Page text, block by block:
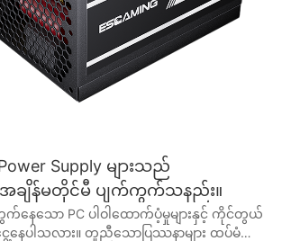
Supply များသည်
ချိန်မတိုင်မီ ပျက်ကွက်သနည်း။
ဝါထောက်ပံ့မှုအား မှားယွင်းစွာတပ်ဆင်ခြင်း သို့မဟုတ် ကိုင်တွယ်ခြင်းတို့သည် အချိန်မတန်မီ ချို့ယွင်းမှုဖြစ်စေနိုင်သည်။ ပါဝါထောက်ပံ့မှုအသစ်ကို တပ်ဆင်သည့်အခါ ထုတ်လုပ်သူ၏ ညွှန်ကြားချက်များကို လိုက်နာရန်နှင့် အစိတ်အပိုင်းများကို မပျက်စီးစေရန် ဂရုတစိုက်ကိုင်တွယ်ရန် အရေးကြီးပါသည်။ ထို့အပြင်၊ အသုံးပြုသူများသည် ၎င်းတို့၏ PC ကို overclock လုပ်ခြင်း သို့မဟုတ် တွဲဖက်သုံး၍မရသော အစိတ်အပိုင်းများကို အသုံးပြုခြင်းအား ရှောင်ကြဉ်သင့်ပြီး ၎င်းသည် ပါဝါထောက်ပံ့မှုအပေါ် ထပ်လောင်းအားရစေကာ ချို့ယွင်းမှုအန္တရာယ်ကို တိုးလာစေသောကြောင့် ဖြစ်သည်။ နိဂုံးချုပ်အားဖြင့်၊ အချိန်မတန်မီ PC ပါဝါထောက်ပံ့မှု ချို့ယွင်းခြင်း၏ အဖြစ်များသော အကြောင်းရင်းများကို နားလည်ရန်မှာ သင်၏ အီလက်ထရွန်နစ် စက်ပစ္စည်းများ၏ သက်တမ်းကို ရှည်ကြာစေရန်အတွက် မရှိမဖြစ် လိုအပ်ပါသည်။ ကျော်ကြားသော ထုတ်လုပ်သူထံမှ အရည်အသွေးမြင့် ပါဝါထောက်ပံ့မှုတွင် ရင်းနှီးမြှုပ်နှံခြင်းဖြင့်၊ သင့်လျော်သော လေ၀င်လေထွက်နှင့် လေဝင်လေထွက်ကောင်းစေရန်၊ သင့် PC အား ပါဝါတက်လာခြင်းမှ ကာကွယ်ရန်နှင့် ပါဝါထောက်ပံ့မှုကို ဂရုတစိုက် ကိုင်တွယ်ခြင်းဖြင့်၊ အသုံးပြုသူများသည် အချိန်မတန်မီ ချို့ယွင်းမှုကို တားဆီးနိုင်ပြီး ၎င်းတို့၏ အီလက်ထရွန်နစ်စက်ပစ္စည်းများမှ ယုံကြည်စိတ်ချရသော စွမ်းဆောင်ရည်ကို ခံစားရရှိနိုင်ပါသည်။ သင်၏ PC ပါဝါထောက်ပံ့မှု၏ တာရှည်ခံမှုကို သေချာစေရန်အတွက် ကာကွယ်ခြင်းသည် ကုသခြင်းထက် အမြဲပိုကောင်းသည်ကို သတိရပါ။ - PC Power Supplies အတွက် သင့်လျော်သော ပြုပြင်ထိန်းသိမ်းမှုနှင့် စောင့်ရှောက်မှု၏ အရေးပါမှု PC ပါဝါထောက်ပံ့မှုသည် ကွန်ပြူတာစနစ်၏ မရှိမဖြစ်လိုအပ်သော အစိတ်အပိုင်းများဖြစ်ပြီး အခြားအစိတ်အပိုင်းများအားလုံး ကောင်းမွန်စွာလည်ပတ်ရန်အတွက် လိုအပ်သော လျှပ်စစ်စွမ်းအင်ကို ပံ့ပိုးပေးပါသည်။ သို့သော်၊ အသုံးပြုသူအများအပြားသည် ၎င်းတို့၏ ပါဝါထောက်ပံ့မှုအတွက် သင့်လျော်သော ပြုပြင်ထိန်းသိမ်းမှုနှင့် ဂရုစိုက်မှု၏ အရေးပါမှုကို မကြာခဏ လျစ်လျူရှုလေ့ရှိပြီး ၎င်းတို့သည် အချိန်မတန်မီ ချို့ယွင်းမှုနှင့် ကွန်ပျူတာ၏ အခြားအစိတ်အပိုင်းများကို ပျက်စီးသွားစေနိုင်သည်။ PC ပါဝါထောက်ပံ့မှု၏ အချိန်မတန်မီ ချို့ယွင်းမှုကို ဖြစ်စေနိုင်သော အချက်များစွာ ရှိပါသည်။ အဖြစ်များဆုံးအကြောင်းရင်းတစ်ခုမှာ ဖုန်မှုန့်များစုပုံခြင်းပင်ဖြစ်သည်။ အမှုန်အမွှားများသည် ပါဝါထောက်ပံ့ရေးယူနစ်အတွင်း အချိန်ကြာလာသည်နှင့်အမျှ ၎င်းသည် အပူလွန်ကဲပြီး ပျက်သွားနိုင်သည်။ ပါဝါထောက်ပံ့ရေးယူနစ်နှင့် အနီးနားပတ်ဝန်းကျင်ကို ပုံမှန်သန့်ရှင်းရေးပြုလုပ်ခြင်းဖြင့် ဖုန်မှုန့်များ စုပုံလာခြင်းကို တားဆီးနိုင်ပြီး မှန်ကန်သောလေ၀င်လေထွက်ကို သေချာစေသည်။ ဓာတ်အား ချို့ယွင်းခြင်း၏ နောက်ထပ် အဖြစ်များသော အကြောင်းအရင်းမှာ လျှပ်စစ် လှိုင်းများ နှင့် ဆူးတက်ခြင်း တို့ ဖြစ်သည်။ ဤဗို့အားရုတ်တရက်တိုးလာခြင်းသည် ပါဝါထောက်ပံ့မှု၏ အတွင်းပိုင်းအစိတ်အပိုင်းများကို ပျက်စီးစေပြီး ပျက်ယွင်းသွားစေသည်။ လျှပ်စီးကြောင်းအကာအရံ သို့မဟုတ် UPS (အနှောက်အယှက်မဖြစ်နိုင်သော ပါဝါထောက်ပံ့မှု) ကိုအသုံးပြုခြင်းသည် ပါဝါထောက်ပံ့မှုကို ဤလျှပ်စစ်အတက်အကျများမှ ကာကွယ်ပေးပြီး ၎င်း၏သက်တမ်းကို ရှည်စေသည်။ လေဝင်လေထွက်မလုံလောက်ခြင်းသည်လည်း ပါဝါထောက်ပံ့မှု ချို့ယွင်းမှုကို ဖြစ်စေနိုင်သည့် အဖြစ်များသည့် ပြဿနာတစ်ခုလည်း ဖြစ်သည်။ ပါဝါထောက်ပံ့ရေးယူနစ်ကို ကောင်းမွန်စွာ လေ၀င်လေထွက်မရှိပါက၊ ၎င်းသည် အပူလွန်ကဲပြီး ပျက်သွားနိုင်သည်။ ပါဝါထောက်ပံ့ရေးယူနစ်ကို လေ၀င်လေထွက်ကောင်းသည့်နေရာတွင် တပ်ဆင်ထားပြီး လေဝင်လေထွက်ကို အဟန့်အတားမရှိစေရန် သေချာပါစေ။ အရည်အသွေး ညံ့ဖျင်းသော ပါဝါထောက်ပံ့မှုများသည် အချိန်မတန်မီ ပျက်ကွက်နိုင်ခြေ ပိုများသည်။ သင့်ကွန်ပြူတာစနစ်အတွက် ပါဝါထောက်ပံ့မှုကို ဝယ်ယူသည့်အခါ ဂုဏ်သိက္ခာရှိသော ပါဝါထောက်ပံ့သည့် ထုတ်လုပ်သူနှင့် ပေးသွင်းသူကို ရွေးချယ်ရန် အရေးကြီးပါသည်။ အရည်အသွေးမြင့် ပါဝါထောက်ပံ့မှုတွင် ရင်းနှီးမြုပ်နှံခြင်းသည် ဖြစ်နိုင်ချေရှိသော ပြဿနာများကို တားဆီးနိုင်ပြီး သင့်ကွန်ပျူတာစနစ် ချောမွေ့စွာလည်ပတ်ကြောင်း သေချာစေပါသည်။ သင့်လျော်သော ပြုပြင်ထိန်းသိမ်းမှုနှင့် ဂရုစိုက်မှုအပြင် ပါဝါထောက်ပံ့မှု ချို့ယွင်းမှုဖြစ်နိုင်ချေရှိသော သတိပေးလက္ခဏာများကို အာရုံစိုက်ရန် အရေးကြီးပါသည်။ ၎င်းတို့တွင် ပါဝါထောက်ပံ့ရေးယူနစ်မှ ထွက်ပေါ်လာသော ထူးဆန်းသော ဆူညံသံများ၊ မီးလောင်သောအနံ့များနှင့် ကွန်ပျူတာ၏ ကျပန်းပြန်လည်စတင်ခြင်း သို့မဟုတ် ပိတ်ခြင်းများ ပါဝင်သည်။ ဤသတိပေးလက္ခဏာများထဲမှ တစ်ခုခုကို သတိပြုမိပါက၊ ကွန်ပြူတာ၏ ပါဝါထောက်ပံ့မှုနှင့် အခြားအစိတ်အပိုင်းများကို နောက်ထပ်ပျက်စီးမှုမှ ကာကွယ်ရန် ပြဿနာကို ချက်ချင်းဖြေရှင်းရန် အရေးကြီးပါသည်။ နိဂုံးချုပ်အနေဖြင့်၊ ကွန်ပြူတာစနစ်၏ တာရှည်ခံမှုနှင့် ယုံကြည်စိတ်ချရမှုတို့ကို သေချာစေရန်အတွက် သင့်လျော်သော ပြုပြင်ထိန်းသိမ်းမှုနှင့် စောင့်ရှောက်မှုသည် မရှိမဖြစ်လိုအပ်ပါသည်။ အထက်ဖော်ပြပါ အကြံပြုချက်များကို လိုက်နာပြီး အရည်အသွေးမြင့် ပါဝါထောက်ပံ့မှုတွင် ရင်းနှီးမြုပ်နှံခြင်းဖြင့် သုံးစွဲသူများသည် အရွယ်မတိုင်မီ ချို့ယွင်းမှုနှင့် ၎င်းတို့၏ ကွန်ပျူတာ အစိတ်အပိုင်းများ ပျက်စီးနိုင်ခြေကို ကြိုတင်ကာကွယ်နိုင်ပါသည်။ ပါဝါထောက်ပံ့မှုသည် ကွန်ပျူတာစနစ်၏ နှလုံးသားဖြစ်ပြီး ၎င်းကို ဂရုစိုက်ခြင်းသည် စနစ်တစ်ခုလုံး၏ ကျန်းမာရေးနှင့် စွမ်းဆောင်ရည်အတွက် အရေးကြီးကြောင်း သတိရပါ။ - PC Power Supplies တွင် ဝန်ပိုခြင်းနှင့် ပါဝါတက်လာခြင်း၏ သက်ရောက်မှု ယနေ့ ခေတ်သစ်ကမ္ဘာကြီးတွင် ကွန်ပျူတာများသည် ကျွန်ုပ်တို့၏နေ့စဉ်ဘဝများတွင် မရှိမဖြစ်လိုအပ်သော အစိတ်အပိုင်းတစ်ခုဖြစ်လာပါသည်။ အလုပ်မှ ဖျော်ဖြေရေးအထိ၊ ကျွန်ုပ်တို့သည် တစ်နေ့တာလုံးအတွက် ဤစက်များကို မှီခိုအားထားနေရပါသည်။ သို့သော်လည်း လျစ်လျူရှုလေ့ရှိသော ကွန်ပျူတာတစ်လုံး၏ အရေးကြီးဆုံး အစိတ်အပိုင်းတစ်ခုမှာ ပါဝါထောက်ပံ့ရေးယူနစ် (PSU) ဖြစ်သည်။ လုပ်ဆောင်ချက် PSU မရှိဘဲ၊ ကွန်ပျူတာသည် ရိုးရိုးရှင်းရှင်း မလည်ပတ်နိုင်ပါ။ PC Power Supplies တွင် ဝန်ပိုခြင်းနှင့် ပါဝါတက်လာခြင်း၏ သက်ရောက်မှု အချို့သော PC Power Supply များ အဘယ်ကြောင့် အချိန်မတိုင်မီ ပျက်ကွက်သနည်း ။ ပါဝါထောက်ပံ့သူ သို့မဟုတ် ပါဝါထောက်ပံ့ရေးထုတ်လုပ်သူအနေဖြင့်၊ အချို့သော PC ပါဝါထောက်ပံ့မှုများသည် အဘယ်ကြောင့် အချိန်မတိုင်မီ ပျက်ကွက်သည်ကို နားလည်ရန် အရေးကြီးပါသည်။ အချိန်မတန်မီ ပါဝါထောက်ပံ့မှု ချို့ယွင်းခြင်းအတွက် အဖြစ်များဆုံး အကြောင်းရင်းတစ်ခုမှာ ဝန်ပိုနေခြင်း ဖြစ်သည်။ ပါဝါထောက်ပံ့မှု လွန်ကဲလာသောအခါ ၎င်းအား ၎င်း၏ စွမ်းဆောင်ရည်ထက် ကျော်လွန်၍ အလုပ်လုပ်ခိုင်းစေကာ အပူလွန်ကဲပြီး နောက်ဆုံးတွင် ပျက်ကွက်သွားစေသည်။ ဂရပ်ဖစ်ကတ်များ သို့မဟုတ် ပရိုဆက်ဆာများကဲ့သို့ ပါဝါစားသုံးမှု မြင့်မားသော အစိတ်အပိုင်းများစွာကို အသုံးပြုခြင်းကြောင့် ပါဝါထောက်ပံ့မှုသည် ဝန်ကို ကိုင်တွယ်နိုင်ကြောင်း မသေချာဘဲ ဖြစ်ပေါ်စေနိုင်သည်။ အချိန်မတန်မီ ပါဝါထောက်ပံ့မှု ချို့ယွင်းခြင်း၏ နောက်ထပ် အဖြစ်များသည့် အကြောင်းအရင်းမှာ ဓာတ်အား တက်လာခြင်း ဖြစ်သည်။ မိုးကြိုးပစ်ခြင်း၊ ဝိုင်ယာကြိုးပြတ်တောက်ခြင်း သို့မဟုတ် ဓာတ်အားပြတ်တောက်ခြင်းတို့ကြောင့် ဖြစ်ပေါ်လာနိုင်သော ဗို့အားရုတ်တရက်တိုးလာသောအခါ ဓာတ်အားလှိုင်းများ ဖြစ်ပေါ်လာသည်။ ဤရုတ်တရက် ဗို့အားတက်သွားခြင်းသည် ပါဝါထောက်ပံ့မှုကို လွှမ်းမိုးနိုင်ပြီး အတွင်းပိုင်းအစိတ်အပိုင်းများကို ပျက်စီးစေပြီး နောက်ဆုံးတွင် ချို့ယွင်းမှုဖြစ်စေသည်။ အချိန်မတန်မီ ပါဝါထောက်ပံ့မှု ချို့ယွင်းမှုကို ကာကွယ်ရန် သင့်ကွန်ပြူတာ အစိတ်အပိုင်းများ၏ ပါဝါလိုအပ်ချက်များကို ဖြည့်ဆည်းပေးနိုင်သည့် အရည်အသွေးမြင့် PSU တွင် ရင်းနှီးမြှုပ်နှံရန် လိုအပ်ပါသည်။ ထို့အပြင်၊ surge protector ကိုအသုံးပြုခြင်းဖြင့် power supply ကို power surges မှကာကွယ်ရန်နှင့်သင့်ကွန်ပျူတာသို့တည်ငြိမ်သော power supply ကိုသေချာစေသည်။ နိဂုံးချုပ်အနေနှင့်၊ ပါဝါထောက်ပံ့သူ သို့မဟုတ် ပါဝါထောက်ပံ့ရေးထုတ်လုပ်သူအနေဖြင့် PC ပါဝါထောက်ပံ့မှုတွင် ဝန်ပိုခြင်းနှင့် ပါဝါတက်လာခြင်း၏အကျိုးသက်ရောက်မှုကို နားလည်ရန် အရေးကြီးပါသည်။ အရည်အသွေးမြင့် PSU များတွင် ရင်းနှီးမြုပ်နှံပြီး surge protectors များကို အသုံးပြုခြင်းဖြင့်၊ သင်သည် အချိန်မတန်မီ ပါဝါထောက်ပံ့မှု ချို့ယွင်းမှုကို ကာကွယ်နိုင်ပြီး သင့်ကွန်ပြူတာစနစ်၏ သက်တမ်းကြာရှည်မှုကို သေချာစေသည်။ ပါဝါထောက်ပံ့မှုသည် သင့်ကွန်ပြူတာ၏ နှလုံးခုန်သံဖြစ်သည်ကို သတိရပါ၊ ထို့ကြောင့် ဖြစ်နိုင်ချေရှိသော ပျက်စီးမှုမှ ကာကွယ်ရန် လိုအပ်သော ကြိုတင်ကာကွယ်မှုများ ပြုလုပ်ရန် အရေးကြီးပါသည်။